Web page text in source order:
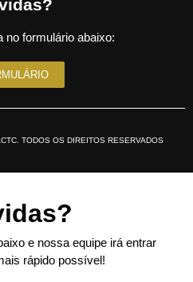
no formulário abaixo:
TODOS OS DIREITOS RESERVADOS
e nossa equipe irá entrar
rápido possível!